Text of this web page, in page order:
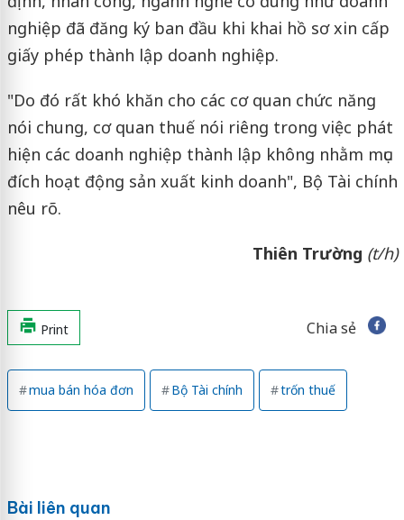
nghiệp đã đăng ký ban đầu khi khai hồ sơ xin cấp
giấy phép thành lập doanh nghiệp.
"Do đó rất khó khăn cho các cơ quan chức năng
nói chung, cơ quan thuế nói riêng trong việc phát
hiện các doanh nghiệp thành lập không nhằm mục
đích hoạt động sản xuất kinh doanh", Bộ Tài chính
nêu rõ.
Thiên Trường (t/h)
Print Chia sẻ
mua bán hóa đơn Bộ Tài chính trốn thuế
Bài liên quan